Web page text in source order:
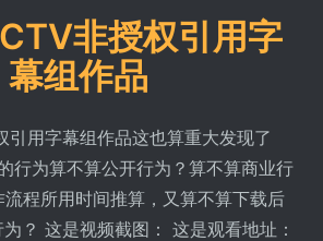
非授权引用字
幕组作品
引用字幕组作品这也算重大发现了
行为算不算公开行为？算不算商业行
程所用时间推算，又算不算下载后
？ 这是视频截图： 这是观看地址：